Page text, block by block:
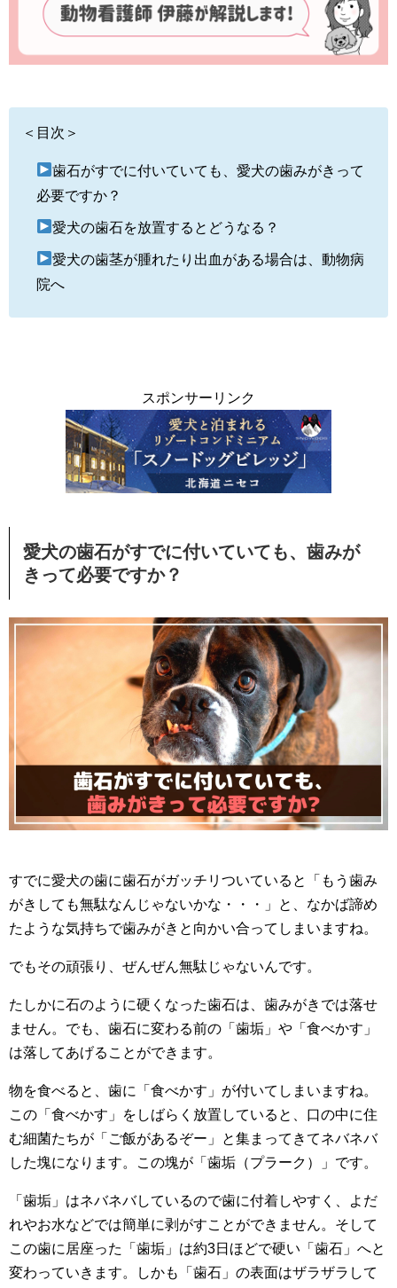
＜目次＞
歯石がすでに付いていても、愛犬の歯みがきって
必要ですか？
愛犬の歯石を放置するとどうなる？
愛犬の歯茎が腫れたり出血がある場合は、動物病
院へ
スポンサーリンク
愛犬の歯石がすでに付いていても、歯みが
きって必要ですか？
すでに愛犬の歯に歯石がガッチリついていると「もう歯み
がきしても無駄なんじゃないかな・・・」と、なかば諦め
たような気持ちで歯みがきと向かい合ってしまいますね。
でもその頑張り、ぜんぜん無駄じゃないんです。
たしかに石のように硬くなった歯石は、歯みがきでは落せ
ません。でも、歯石に変わる前の「歯垢」や「食べかす」
は落してあげることができます。
物を食べると、歯に「食べかす」が付いてしまいますね。
この「食べかす」をしばらく放置していると、口の中に住
む細菌たちが「ご飯があるぞー」と集まってきてネバネバ
した塊になります。この塊が「歯垢（プラーク）」です。
「歯垢」はネバネバしているので歯に付着しやすく、よだ
れやお水などでは簡単に剥がすことができません。そして
この歯に居座った「歯垢」は約3日ほどで硬い「歯石」へと
変わっていきます。しかも「歯石」の表面はザラザラして